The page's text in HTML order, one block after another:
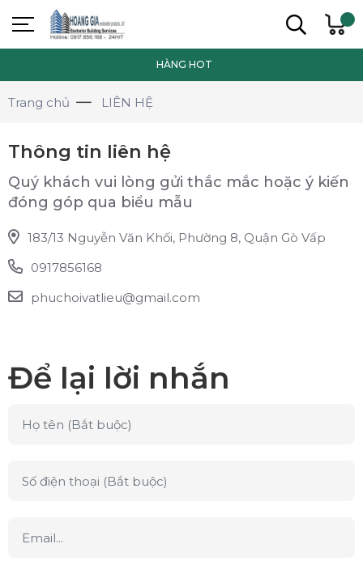
HÀNG HOT
Trang chủ LIÊN HỆ
Thông tin liên hệ
Quý khách vui lòng gửi thắc mắc hoặc ý kiến
đóng góp qua biểu mẫu
183/13 Nguyễn Văn Khối, Phường 8, Quận Gò Vấp
0917856168
phuchoivatlieu@gmail.com
Để lại lời nhắn